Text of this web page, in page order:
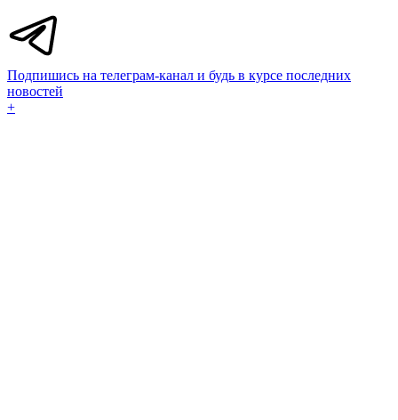
Подпишись на телеграм-канал и будь в курсе последних
новостей
+